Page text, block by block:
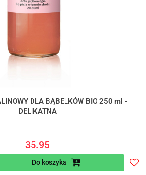
DLA BĄBELKÓW BIO 250 ml -
DELIKATNA
35.95
Do koszyka